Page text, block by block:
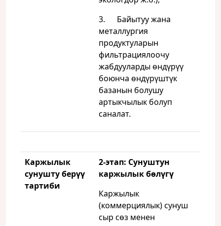
3. Байытуу жана
металлургия
продуктуларын
фильтрациялоочу
жабдууларды өндүрүү
боюнча өндүрүштүк
базанын болушу
артыкчылык болуп
саналат.
Каржылык
сунушту берүү
тартиби
2-этап: Сунуштун
каржылык бөлүгү
Каржылык
(коммерциялык) сунуш
сыр сөз менен